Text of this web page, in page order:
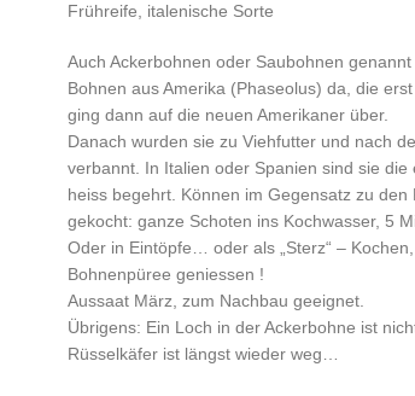
Frühreife, italenische Sorte
Auch Ackerbohnen oder Saubohnen
Bohnen aus Amerika (Phaseolus) da, die
ging dann auf die neuen Amerikaner über.
Danach wurden sie zu Viehfutter und nach
verbannt. In Italien oder Spanien sind sie
heiss begehrt. Können im Gegensatz zu
gekocht: ganze Schoten ins Kochwasser, 5
Oder in Eintöpfe… oder als „Sterz“ –
Bohnenpüree geniessen !
Aussaat März, zum Nachbau geeignet.
Übrigens: Ein Loch in der Ackerbohne ist
Rüsselkäfer ist längst wieder weg…